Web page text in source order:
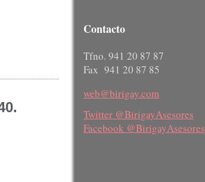
Contacto
Tfno. 941 20 87 87
Fax 941 20 87 85
web@birigay.com
Twitter @BirigayAsesores
Facebook @BirigayAsesores